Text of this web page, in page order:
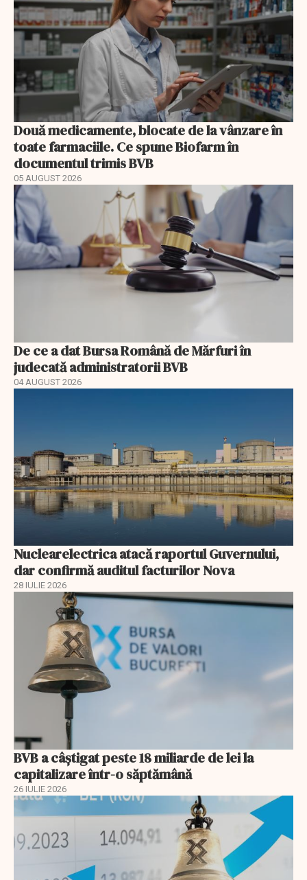
Două medicamente, blocate de la vânzare în
toate farmaciile. Ce spune Biofarm în
documentul trimis BVB
05 AUGUST 2026
De ce a dat Bursa Română de Mărfuri în
judecată administratorii BVB
04 AUGUST 2026
Nuclearelectrica atacă raportul Guvernului,
dar confirmă auditul facturilor Nova
28 IULIE 2026
BVB a câștigat peste 18 miliarde de lei la
capitalizare într-o săptămână
26 IULIE 2026